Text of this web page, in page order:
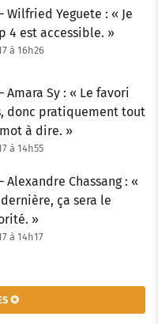
Wilfried Yeguete : « Je
4 est accessible. »
à 16h26
Amara Sy : « Le favori
donc pratiquement tout
à dire. »
à 14h55
Alexandre Chassang : «
ça sera le
»
à 14h17
✪